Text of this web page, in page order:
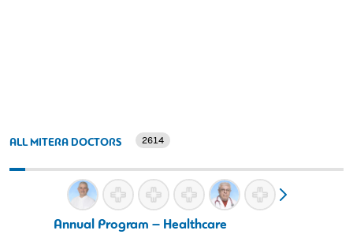
ALL MITERA DOCTORS 2614
Annual Program – Healthcare